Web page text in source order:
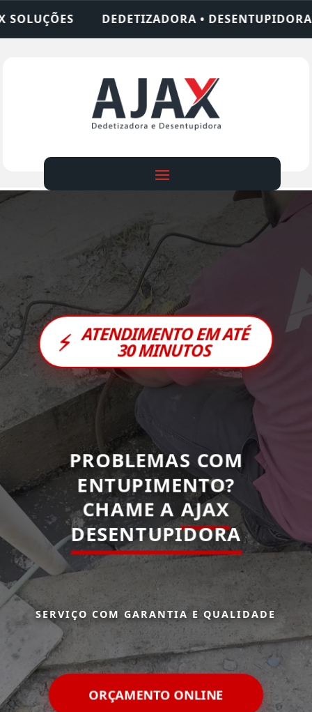
• DESENTUPIDORA • LIMPEZA DE
⚡ ATENDIMENTO EM ATÉ
30 MINUTOS
PROBLEMAS COM
ENTUPIMENTO?
CHAME A AJAX
DESENTUPIDORA
SERVIÇO COM GARANTIA E QUALIDADE
ORÇAMENTO ONLINE